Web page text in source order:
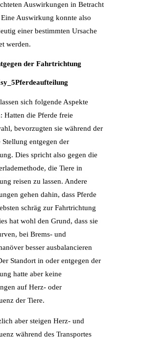
Auswirkungen in Betracht
Auswirkung konnte also
einer bestimmten Ursache
werden.
der Fahrtrichtung
sich folgende Aspekte
Hatten die Pferde freie
bevorzugten sie während der
Stellung entgegen der
Dies spricht also gegen die
die Tiere in
reisen zu lassen. Andere
gehen dahin, dass Pferde
schräg zur Fahrtrichtung
hat wohl den Grund, dass sie
bei Brems- und
besser ausbalancieren
Standort in oder entgegen der
hatte aber keine
auf Herz- oder
der Tiere.
aber steigen Herz- und
während des Transportes